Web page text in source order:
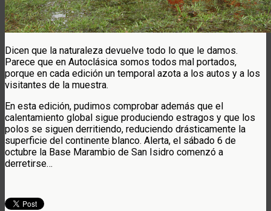
Dicen que la naturaleza devuelve todo lo que le damos.
Parece que en Autoclásica somos todos mal portados,
porque en cada edición un temporal azota a los autos y a los
visitantes de la muestra.
En esta edición, pudimos comprobar además que el
calentamiento global sigue produciendo estragos y que los
polos se siguen derritiendo, reduciendo drásticamente la
superficie del continente blanco. Alerta, el sábado 6 de
octubre la Base Marambio de San Isidro comenzó a
derretirse…